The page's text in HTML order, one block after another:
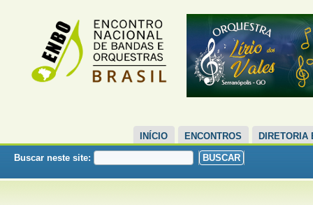
INÍCIO ENCONTROS DIRETORIA
Buscar neste site: